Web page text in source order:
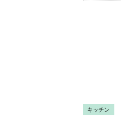
キッチン